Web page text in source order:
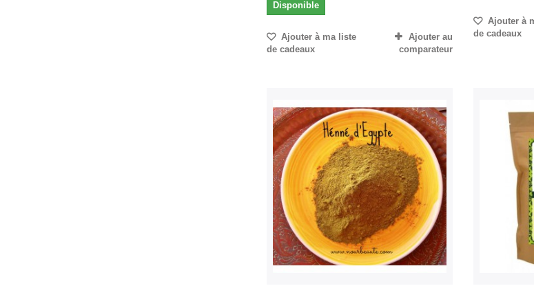
Disponible
Ajouter à ma liste
de cadeaux
Ajouter au
comparateur
Ajouter à
de cadeaux